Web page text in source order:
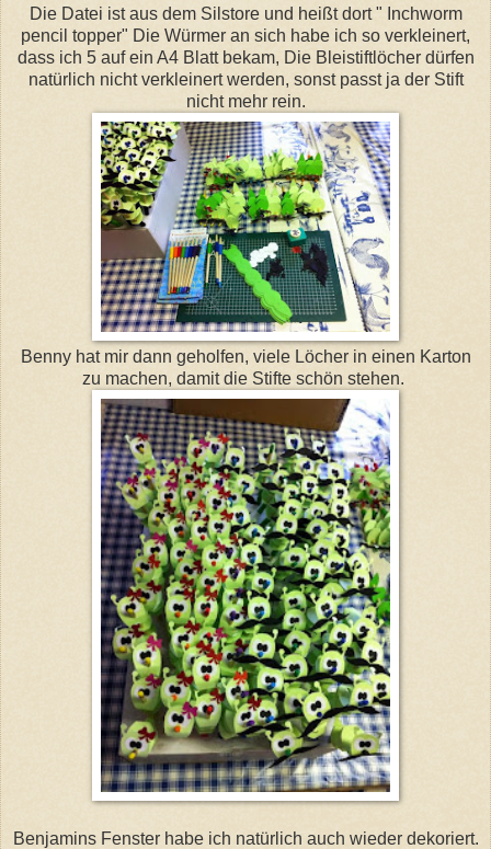
Die Datei ist aus dem Silstore und heißt dort " Inchworm
pencil topper" Die Würmer an sich habe ich so verkleinert,
dass ich 5 auf ein A4 Blatt bekam, Die Bleistiftlöcher dürfen
natürlich nicht verkleinert werden, sonst passt ja der Stift
nicht mehr rein.
Benny hat mir dann geholfen, viele Löcher in einen Karton
zu machen, damit die Stifte schön stehen.
Benjamins Fenster habe ich natürlich auch wieder dekoriert.